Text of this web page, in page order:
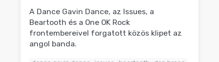
A Dance Gavin Dance, az Issues, a
Beartooth és a One OK Rock
frontembereivel forgatott közös klipet az
angol banda.